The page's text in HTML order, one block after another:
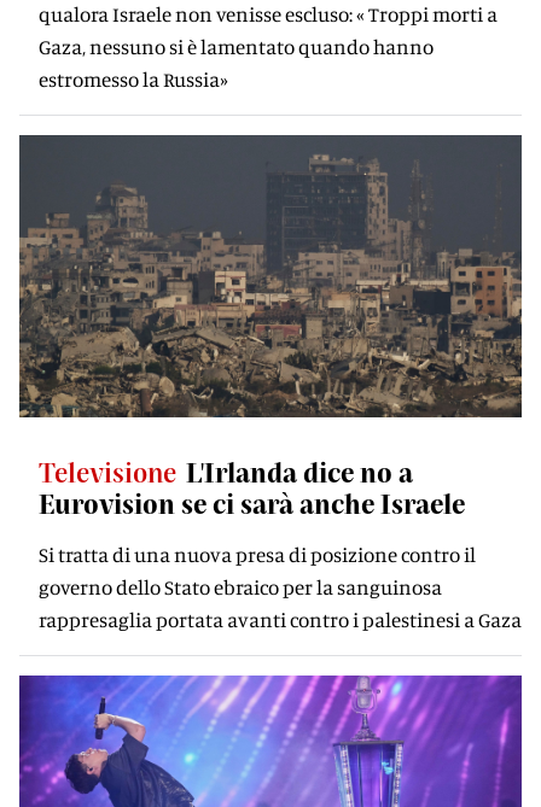
qualora Israele non venisse escluso: « Troppi morti a
Gaza, nessuno si è lamentato quando hanno
estromesso la Russia»
Televisione L'Irlanda dice no a
Eurovision se ci sarà anche Israele
Si tratta di una nuova presa di posizione contro il
governo dello Stato ebraico per la sanguinosa
rappresaglia portata avanti contro i palestinesi a Gaza